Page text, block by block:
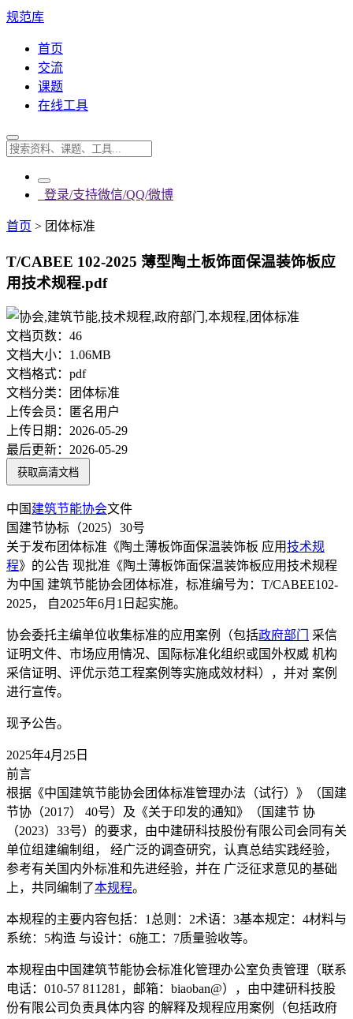
规范库
首页
交流
课题
在线工具
登录/支持微信/QQ/微博
首页 > 团体标准
T/CABEE 102-2025 薄型陶土板饰面保温装饰板应
用技术规程.pdf
文档页数： 46
文档大小： 1.06MB
文档格式： pdf
文档分类：
团体标准
上传会员：
匿名用户
上传日期： 2026-05-29
最后更新： 2026-05-29
获取高清文档
中国 建筑节能协会文件
国建节协标（2025）30号
关于发布团体标准《陶土薄板饰面保温装饰板 应用技术规
程》的公告 现批准《陶土薄板饰面保温装饰板应用技术规程
为中国 建筑节能协会团体标准，标准编号为：T/CABEE102-
2025， 自2025年6月1日起实施。
协会委托主编单位收集标准的应用案例（包括政府部门
采信
证明文件、市场应用情况、国际标准化组织或国外权威 机构
采信证明、评优示范工程案例等实施成效材料），并对 案例
进行宣传。
现予公告。
2025年4月25日
前言
根据《中国建筑节能协会团体标准管理办法（试行）》（国建
节协（2017） 40号）及《关于印发的通知》（国建节 协
（2023）33号）的要求，由中建研科技股份有限公司会同有关
单位组建编制组， 经广泛的调查研究，认真总结实践经验，
参考有关国内外标准和先进经验，并在 广泛征求意见的基础
上，共同编制了本规程。
本规程的主要内容包括：1总则：2术语：3基本规定：4材料与
系统：5构造 与设计：6施工：7质量验收等。
本规程由中国建筑节能协会标准化管理办公室负责管理（联系
电话：010-57 811281，邮箱：biaoban@），由中建研科技股
份有限公司负责具体内容 的解释及规程应用案例（包括政府